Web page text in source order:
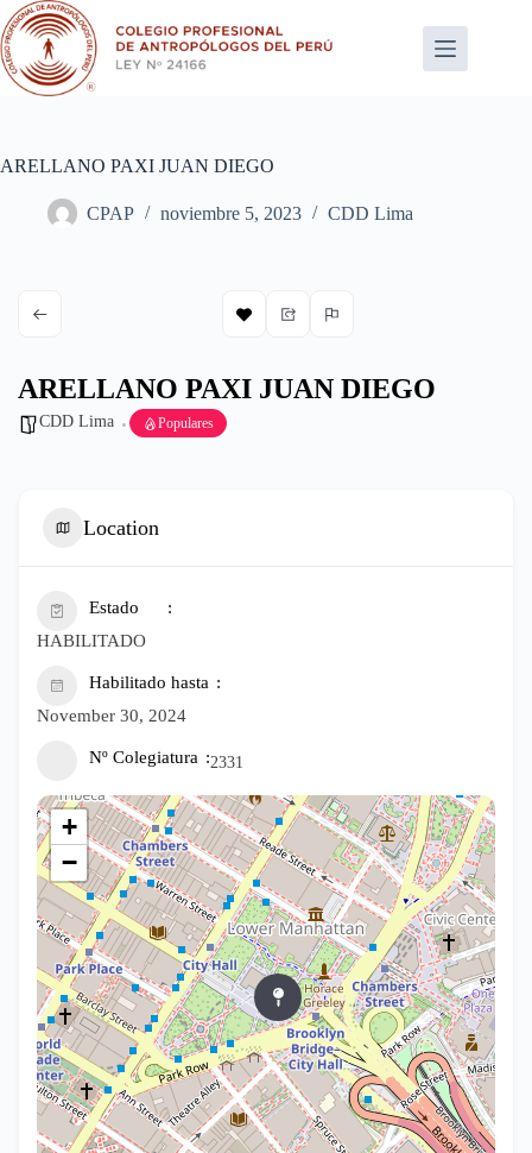
Saltar
al
contenido
ARELLANO PAXI JUAN DIEGO
CPAP noviembre 5, 2023 CDD Lima
ARELLANO PAXI JUAN DIEGO
CDD Lima Populares
Location
Estado
HABILITADO
Habilitado hasta
November 30, 2024
Nº Colegiatura 2331
+
−